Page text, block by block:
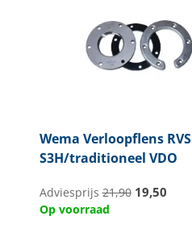
Wema Verloopflens RVS
S3H/traditioneel VDO
Adviesprijs21,90 19,50
Op voorraad